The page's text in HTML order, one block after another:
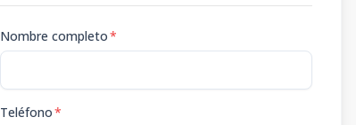
Nombre completo*
Teléfono*